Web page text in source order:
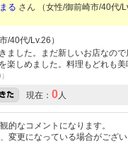
まる さん （女性/御前崎市/40代/
/40代/Lv.26）
ました。まだ新しいお店なの
楽しめました。料理もどれも
現在： 0人
的なコメントになります。
変更になっている場合がござい